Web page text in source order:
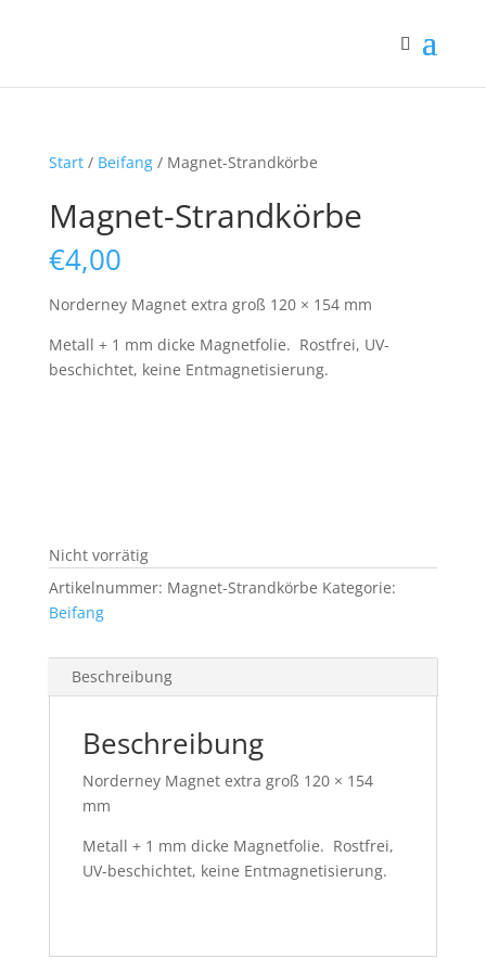
Start/ Beifang/ Magnet-Strandkörbe
Magnet-Strandkörbe
€4,00
Norderney Magnet extra groß 120 × 154 mm
Metall + 1 mm dicke Magnetfolie. Rostfrei, UV-
beschichtet, keine Entmagnetisierung.
Nicht vorrätig
Artikelnummer: Magnet-Strandkörbe Kategorie:
Beifang
Beschreibung
Beschreibung
Norderney Magnet extra groß 120 × 154
mm
Metall + 1 mm dicke Magnetfolie. Rostfrei,
UV-beschichtet, keine Entmagnetisierung.